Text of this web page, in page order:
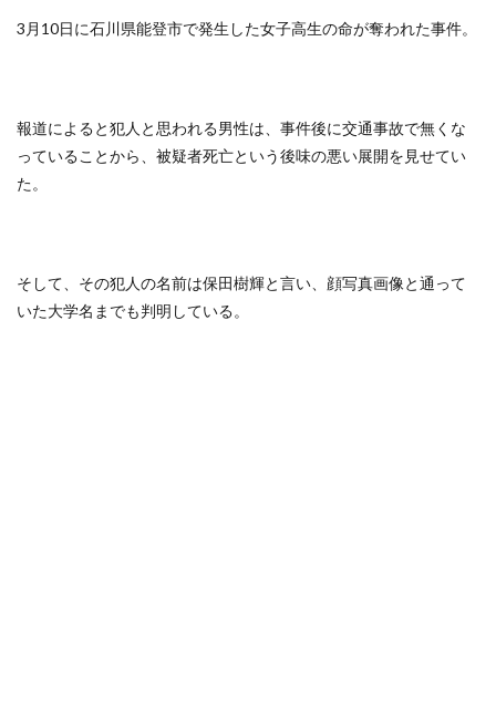
3月10日に石川県能登市で発生した女子高生の命が奪われた事件。
報道によると犯人と思われる男性は、事件後に交通事故で無くな
っていることから、被疑者死亡という後味の悪い展開を見せてい
た。
そして、その犯人の名前は保田樹輝と言い、顔写真画像と通って
いた大学名までも判明している。